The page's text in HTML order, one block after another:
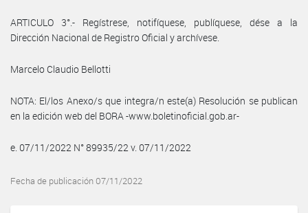
ARTICULO 3°.- Regístrese, notifíquese, publíquese, dése a la
Dirección Nacional de Registro Oficial y archívese.
Marcelo Claudio Bellotti
NOTA: El/los Anexo/s que integra/n este(a) Resolución se publican
en la edición web del BORA -www.boletinoficial.gob.ar-
e. 07/11/2022 N° 89935/22 v. 07/11/2022
Fecha de publicación 07/11/2022